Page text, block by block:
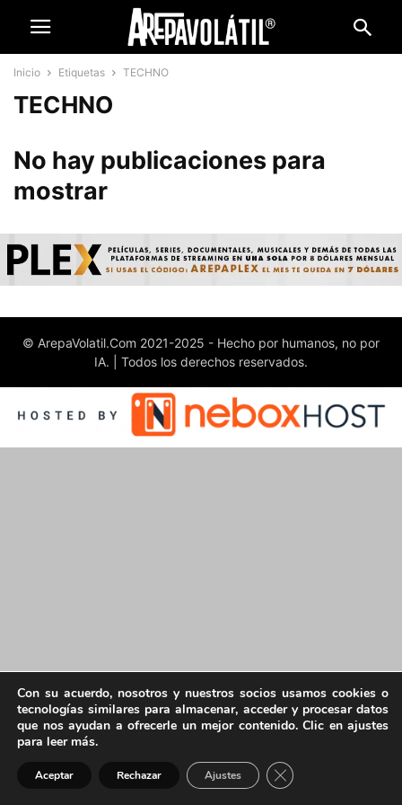
Inicio Etiquetas TECHNO
TECHNO
No hay publicaciones para
mostrar
© ArepaVolatil.Com 2021-2025 - Hecho por humanos, no por
IA. | Todos los derechos reservados.
Con su acuerdo, nosotros y nuestros socios usamos cookies o
tecnologías similares para almacenar, acceder y procesar datos
que nos ayudan a ofrecerle un mejor contenido. Clic en ajustes
para leer más.
Aceptar Rechazar Ajustes Cerrar el banner de